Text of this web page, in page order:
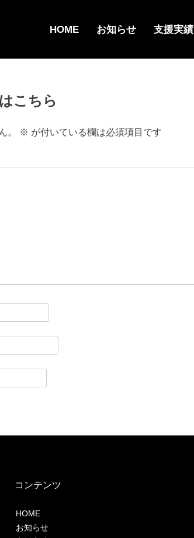
HOME お知らせ 支援実績
こちら
。 ※ が付いている欄は必須項目です
コンテンツ
HOME
お知らせ